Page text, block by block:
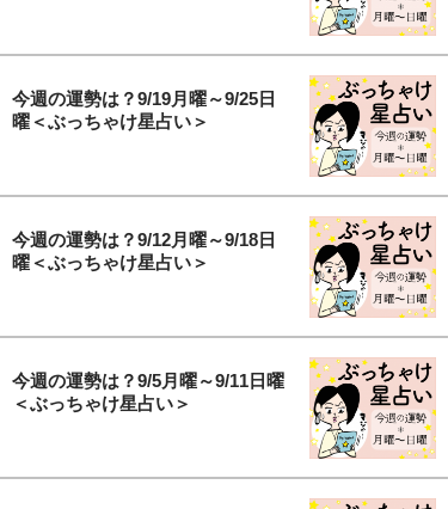
今週の運勢は？9/19月曜～9/25日
曜＜ぶっちゃけ星占い＞
今週の運勢は？9/12月曜～9/18日
曜＜ぶっちゃけ星占い＞
今週の運勢は？9/5月曜～9/11日曜
＜ぶっちゃけ星占い＞